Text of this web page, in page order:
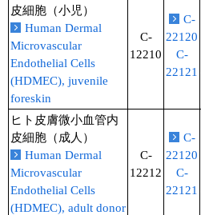
皮細胞（小児）
Human Dermal
Microvascular
Endothelial Cells
(HDMEC), juvenile
foreskin
C-
12210
C-
22120
C-
22121
ヒト皮膚微小血管内
皮細胞（成人）
Human Dermal
Microvascular
Endothelial Cells
(HDMEC), adult donor
C-
12212
C-
22120
C-
22121